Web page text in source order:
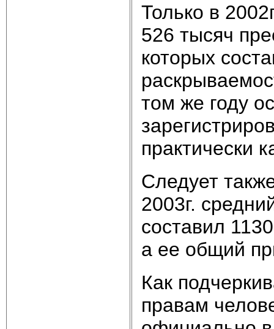
Только в
526 тысяч
которых
том же году
практически
Следует
2003г.
составил
а ее общий
Как
правам